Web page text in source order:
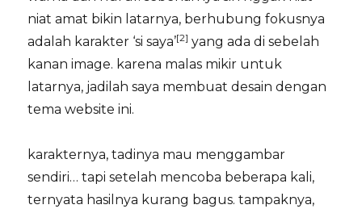
niat amat bikin latarnya, berhubung fokusnya
adalah karakter ‘si saya’[2] yang ada di sebelah
kanan image. karena malas mikir untuk
latarnya, jadilah saya membuat desain dengan
tema website ini.
karakternya, tadinya mau menggambar
sendiri… tapi setelah mencoba beberapa kali,
ternyata hasilnya kurang bagus. tampaknya,